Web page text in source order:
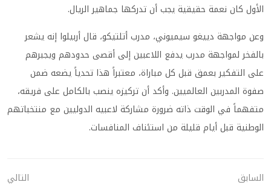
الأول كان نعمة حقيقية يجب أن تدركها جماهير الريال.
وعن مواجهة دييغو سيميوني، مدرب أتلتيكو، قال أربيلوا إنه يشعر
بالفخر لمواجهة مدرب يدفع اللاعبين إلى أقصى حدودهم ويجبرهم
على التفكير بعمق قبل كل مباراة، معتبراً هذا تحدياً يضعه ضمن
صفوة المدربين العالميين. وأكد أن تركيزه ينصب بالكامل على فريقه،
متفهماً في الوقت ذاته ضرورة مشاركة لاعبيه الدوليين مع منتخباتهم
الوطنية قبل أيام قليلة من استئناف المنافسات.
السابق
التالي